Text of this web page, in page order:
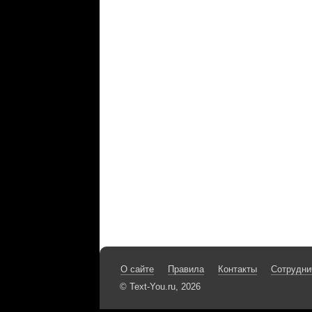
О сайте Правила Контакты
© Text-You.ru, 2026